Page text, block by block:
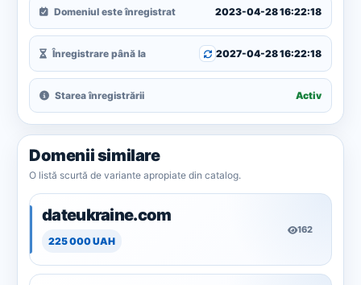
Domeniul este înregistrat 2023-04-28 16:22:18
Înregistrare până la 2027-04-28 16:22:18
Starea înregistrării Activ
Domenii similare
O listă scurtă de variante apropiate din catalog.
dateukraine.com
225 000 UAH
162